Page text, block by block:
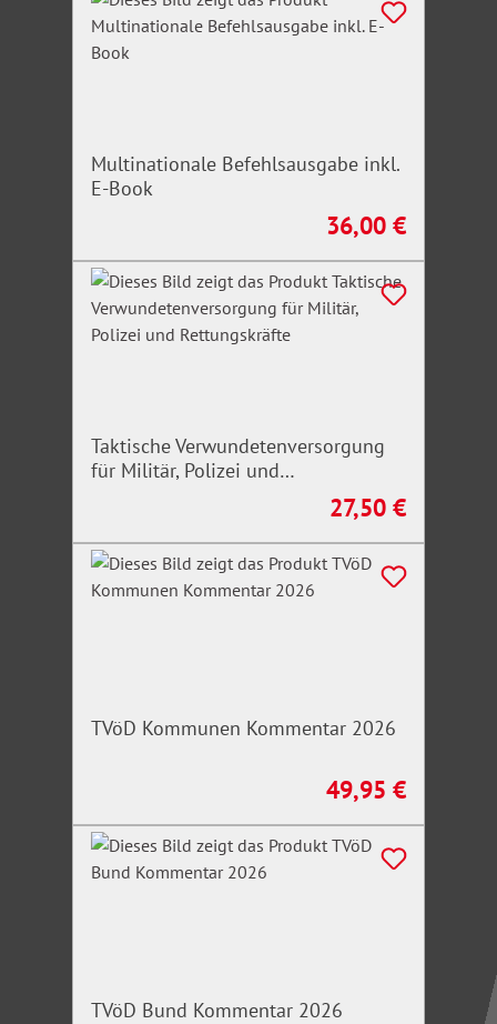
Multinationale Befehlsausgabe inkl.
E-Book
Regulärer Preis:
36,00 €
Taktische Verwundetenversorgung
für Militär, Polizei und
Regulärer Preis:
27,50 €
TVöD Kommunen Kommentar 2026
Regulärer Preis:
49,95 €
TVöD Bund Kommentar 2026